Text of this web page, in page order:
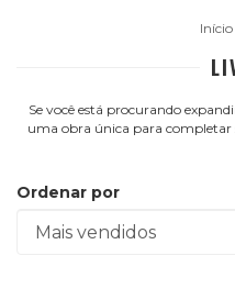
Início
Se você está procurando
uma obra única para completar
Ordenar por